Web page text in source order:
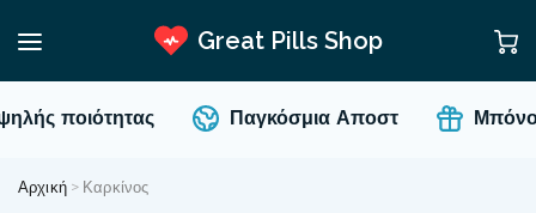
Great Pills Shop
ποιότητας Παγκόσμια Αποστ Μπόνους
Αρχική> Καρκίνος